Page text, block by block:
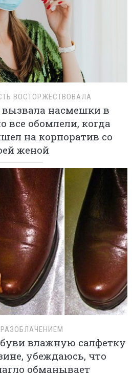
ВОСТОРЖЕСТВОВАЛА
вызвала насмешки в
все обомлели, когда
на корпоратив со
женой
влажную салфетку
убеждаюсь, что
обманывает